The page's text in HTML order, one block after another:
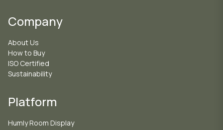
Company
About Us
How to Buy
ISO Certified
Sustainability
Platform
Humly Room Display